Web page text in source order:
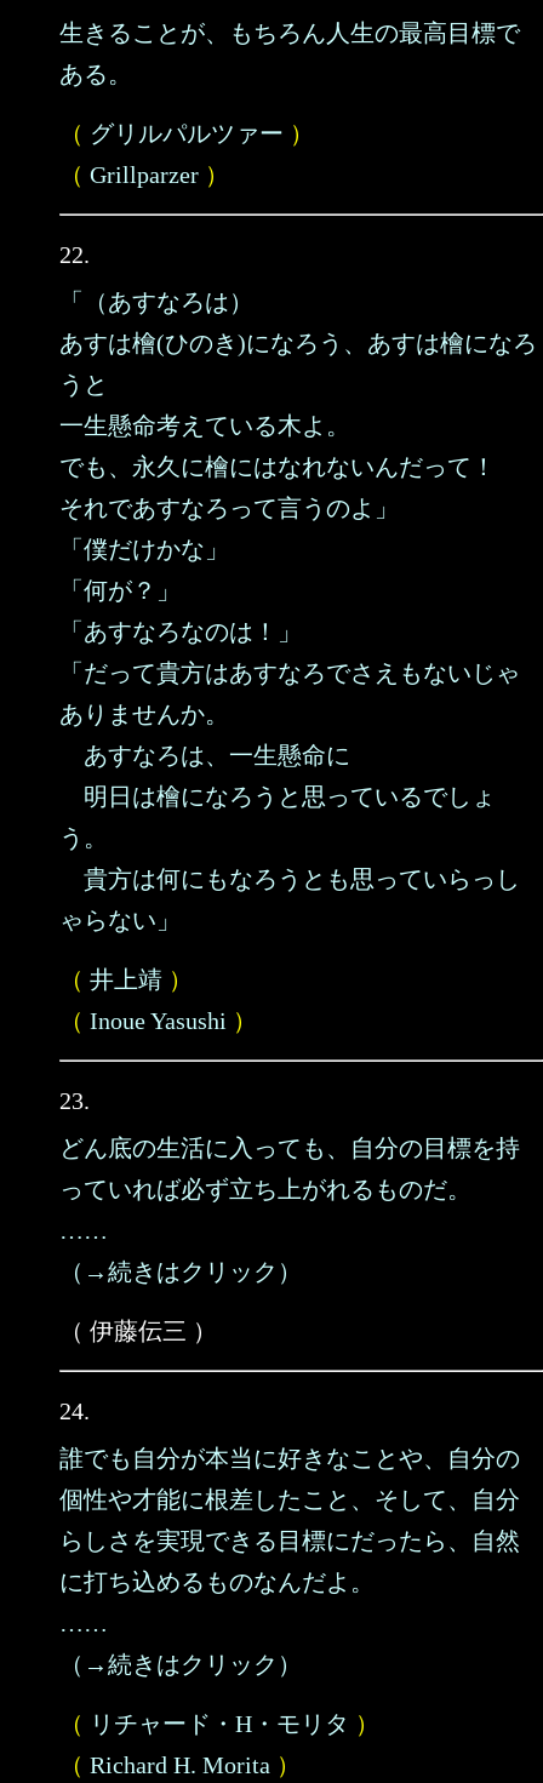
生きることが、もちろん人生の最高目標で
ある。
（ グリルパルツァー ）
（ Grillparzer ）
22.
「（あすなろは）
あすは檜(ひのき)になろう、あすは檜になろ
うと
一生懸命考えている木よ。
でも、永久に檜にはなれないんだって！
それであすなろって言うのよ」
「僕だけかな」
「何が？」
「あすなろなのは！」
「だって貴方はあすなろでさえもないじゃ
ありませんか。
あすなろは、一生懸命に
明日は檜になろうと思っているでしょ
う。
貴方は何にもなろうとも思っていらっし
ゃらない」
（ 井上靖 ）
（ Inoue Yasushi ）
23.
どん底の生活に入っても、自分の目標を持
っていれば必ず立ち上がれるものだ。
……
（→続きはクリック）
（ 伊藤伝三 ）
24.
誰でも自分が本当に好きなことや、自分の
個性や才能に根差したこと、そして、自分
らしさを実現できる目標にだったら、自然
に打ち込めるものなんだよ。
……
（→続きはクリック）
（ リチャード・H・モリタ ）
（ Richard H. Morita ）